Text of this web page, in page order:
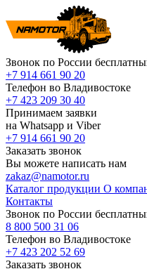
Звонок по России
+7 914 661 90 20
Телефон во Владивостоке
+7 423 209 30 40
Принимаем заявки
на Whatsapp и Viber
+7 914 661 90 20
Заказать звонок
Вы можете написать нам
zakaz@namotor.ru
Каталог продукции О
Контакты
Звонок по России
8 800 500 31 06
Телефон во Владивостоке
+7 423 202 52 69
Заказать звонок